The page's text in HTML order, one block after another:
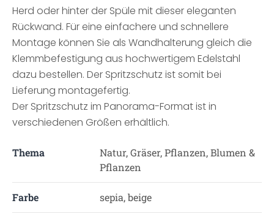
Herd oder hinter der Spüle mit dieser eleganten
Rückwand. Für eine einfachere und schnellere
Montage können Sie als Wandhalterung gleich die
Klemmbefestigung aus hochwertigem Edelstahl
dazu bestellen. Der Spritzschutz ist somit bei
Lieferung montagefertig.
Der Spritzschutz im Panorama-Format ist in
verschiedenen Größen erhältlich.
Thema
Natur, Gräser, Pflanzen, Blumen &
Pflanzen
Farbe sepia, beige